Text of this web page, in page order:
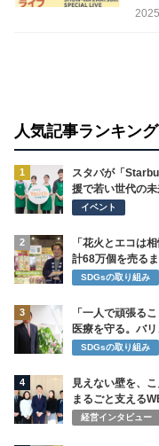
ー
人気記事ランキング
1
スタバが「
援で若い世代の
イベント
2
「花火とエコは
計68万個を売る
SDGsの取り組み
3
「一人で頑張る
医療を守る。バ
SDGsの取り組み
4
見えない壁を、
まるごと支える
経営インタビュー